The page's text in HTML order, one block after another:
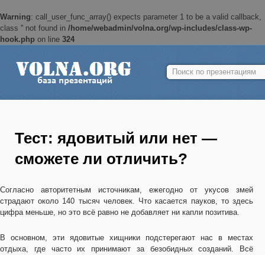
Warning: call_user_func_array() expects parameter 1 to be a valid callback,
class '' not found in /home/webadmin/volna.org/wp-includes/class-wp-
hook.php on line 324
Найти:
Тест: ядовитый или нет —
сможете ли отличить?
Согласно авторитетным источникам, ежегодно от укусов змей
страдают около 140 тысяч человек. Что касается пауков, то здесь
цифра меньше, но это всё равно не добавляет ни капли позитива.
В основном, эти ядовитые хищники подстерегают нас в местах
отдыха, где часто их принимают за безобидных созданий. Всё